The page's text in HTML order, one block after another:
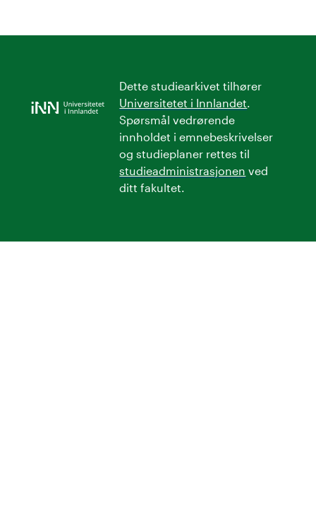
Dette studiearkivet tilhører
Universitetet i Innlandet.
Spørsmål vedrørende
innholdet i emnebeskrivelser
og studieplaner rettes til
studieadministrasjonen ved
ditt fakultet.